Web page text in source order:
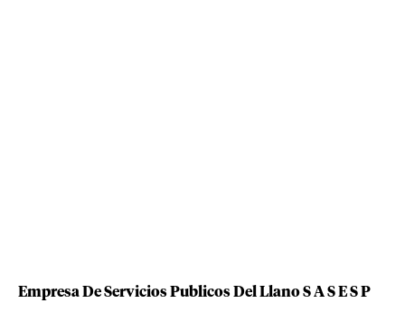
Empresa De Servicios Publicos Del Llano S A S E S P